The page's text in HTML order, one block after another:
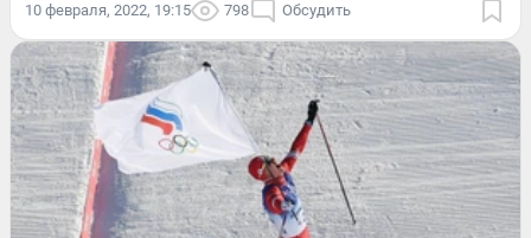
10 февраля, 2022, 19:15 798 Обсудить